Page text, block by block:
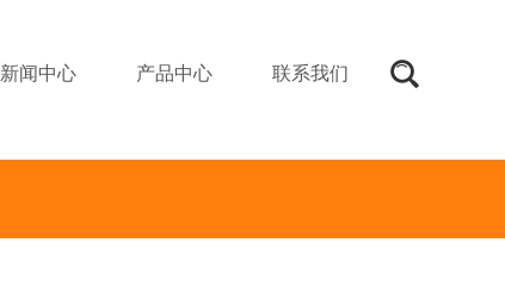
新闻中心 产品中心 联系我们